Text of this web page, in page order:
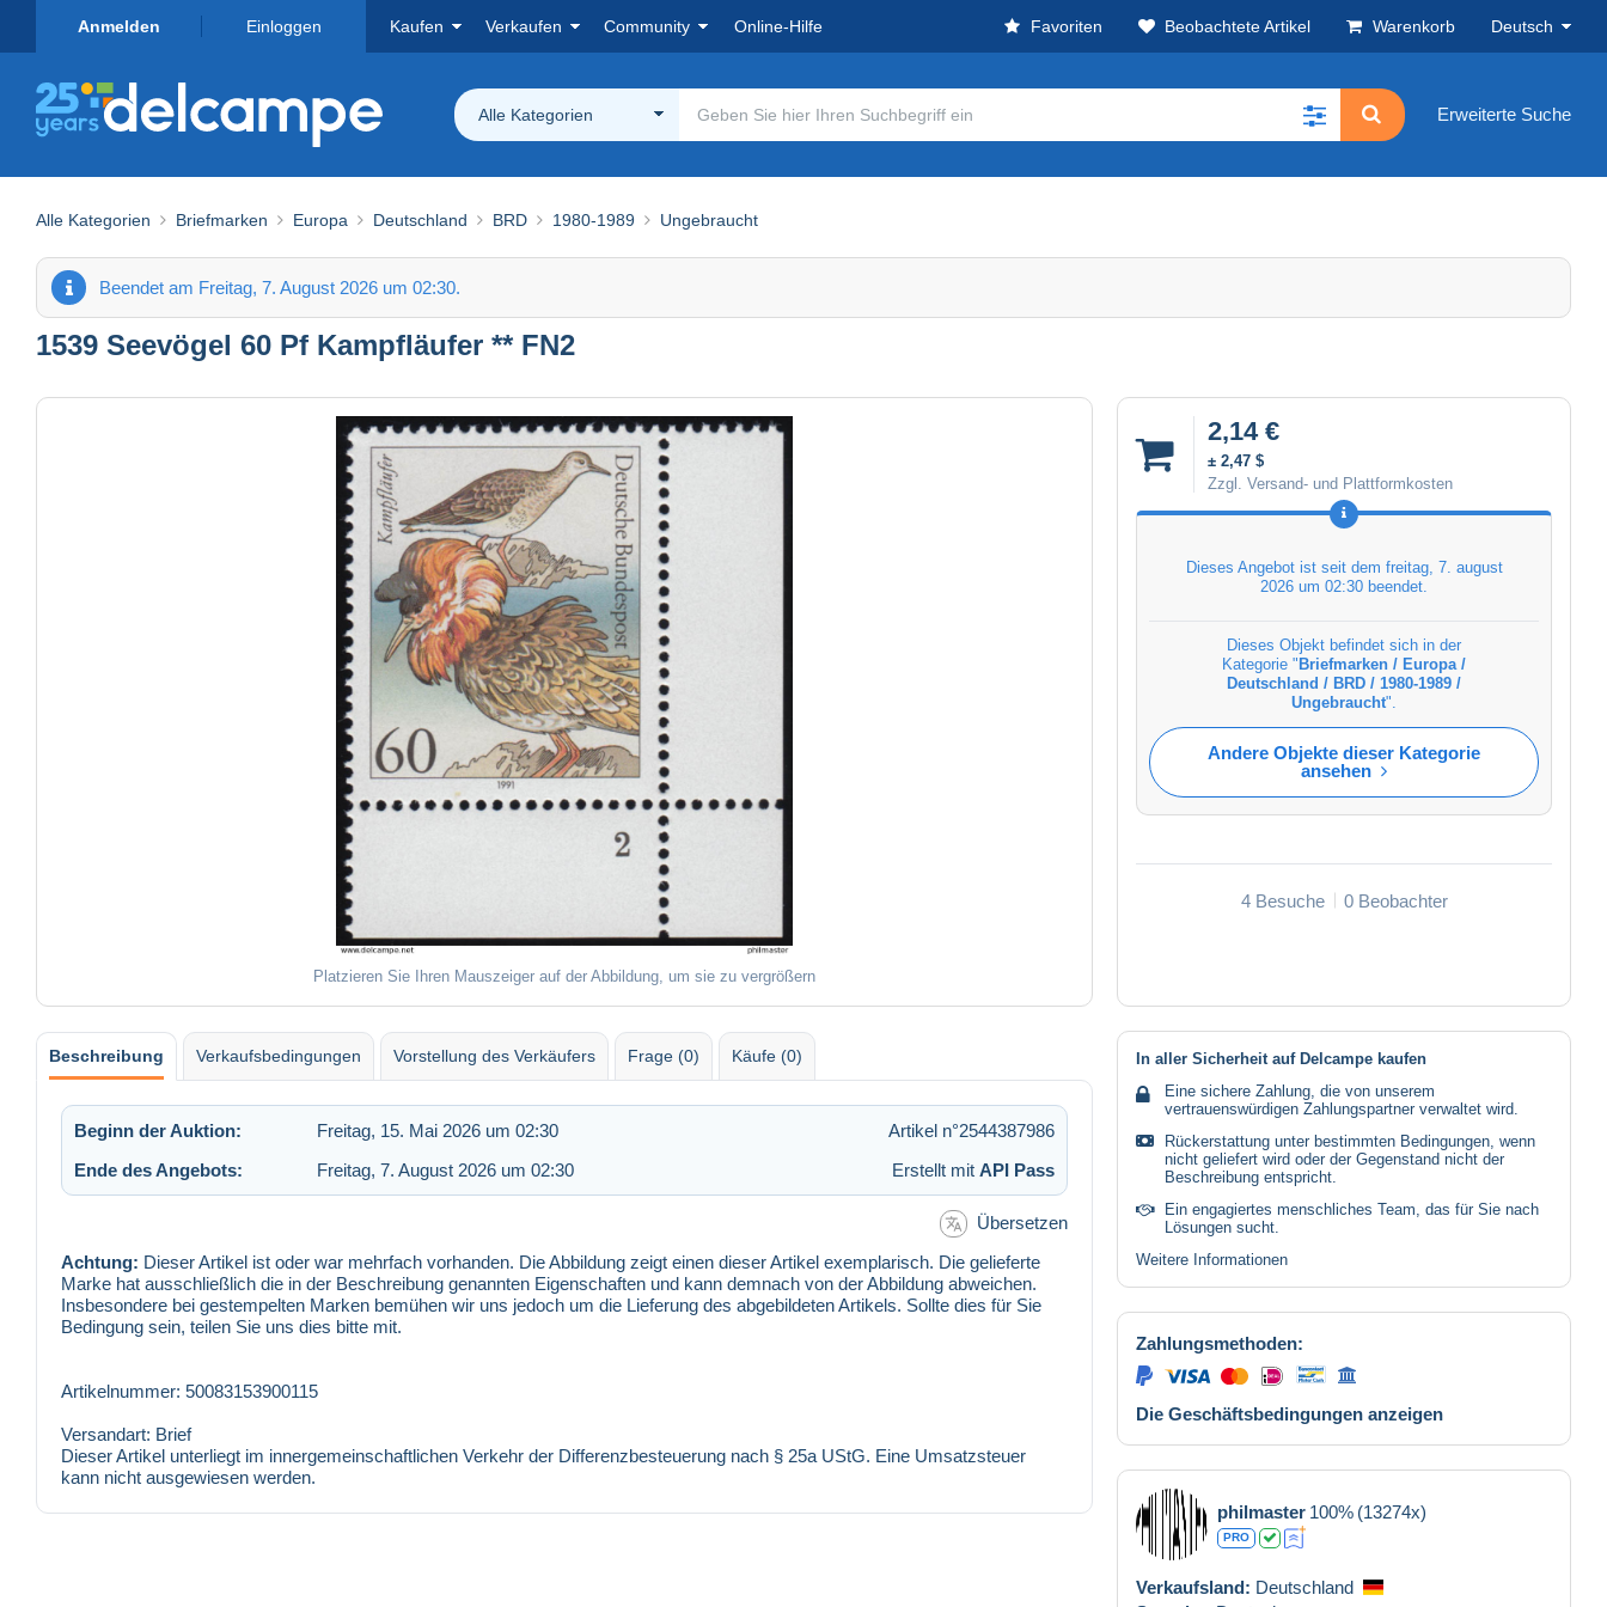
Anmelden Einloggen Kaufen Verkaufen Community Online-Hilfe Favoriten Beobachtete Artikel Warenkorb Deutsch
Alle Kategorien Erweiterte Suche
Alle Kategorien Briefmarken Europa Deutschland BRD 1980-1989 Ungebraucht
Beendet am Freitag, 7. August 2026 um 02:30.
1539 Seevögel 60 Pf Kampfläufer ** FN2
Platzieren Sie Ihren Mauszeiger auf der Abbildung, um sie zu vergrößern
2,14 €
± 2,47 $
Zzgl. Versand- und Plattformkosten
Dieses Angebot ist seit dem freitag, 7. august
2026 um 02:30 beendet.
Dieses Objekt befindet sich in der
Kategorie " Briefmarken / Europa /
Deutschland / BRD / 1980-1989 /
Ungebraucht".
Andere Objekte dieser Kategorie
ansehen
4 Besuche 0 Beobachter
Beschreibung Verkaufsbedingungen Vorstellung des Verkäufers Frage (0) Käufe (0)
Beginn der Auktion: Freitag, 15. Mai 2026 um 02:30
Artikel n°2544387986
Ende des Angebots:
Freitag, 7. August 2026 um 02:30 Erstellt mit API Pass
Übersetzen
Achtung: Dieser Artikel ist oder war mehrfach vorhanden. Die Abbildung zeigt einen dieser Artikel exemplarisch. Die gelieferte
Marke hat ausschließlich die in der Beschreibung genannten Eigenschaften und kann demnach von der Abbildung abweichen.
Insbesondere bei gestempelten Marken bemühen wir uns jedoch um die Lieferung des abgebildeten Artikels. Sollte dies für Sie
Bedingung sein, teilen Sie uns dies bitte mit.
Artikelnummer: 50083153900115
Versandart: Brief
Dieser Artikel unterliegt im innergemeinschaftlichen Verkehr der Differenzbesteuerung nach § 25a UStG. Eine Umsatzsteuer
kann nicht ausgewiesen werden.
In aller Sicherheit auf Delcampe kaufen
Eine sichere Zahlung, die von unserem
vertrauenswürdigen Zahlungspartner verwaltet wird.
Rückerstattung unter bestimmten Bedingungen, wenn
nicht geliefert wird oder der Gegenstand nicht der
Beschreibung entspricht.
Ein engagiertes menschliches Team, das für Sie nach
Lösungen sucht.
Weitere Informationen
Zahlungsmethoden:
Die Geschäftsbedingungen anzeigen
philmaster 100% (13274x)
PRO
Verkaufsland: Deutschland